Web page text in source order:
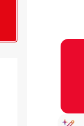
&
&
Tabelle